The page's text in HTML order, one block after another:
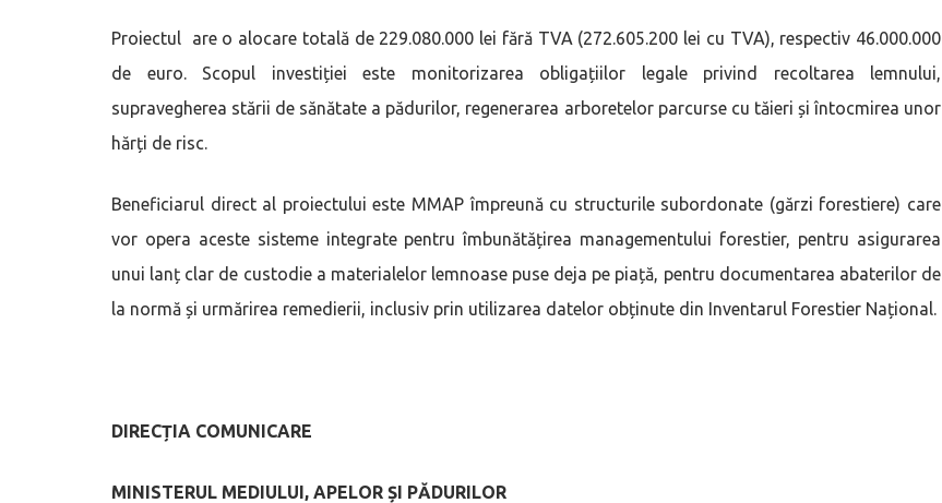
Proiectul are o alocare totală de 229.080.000 lei fără TVA (272.605.200 lei cu TVA), respectiv 46.000.000
de euro. Scopul investiției este monitorizarea obligațiilor legale privind recoltarea lemnului,
supravegherea stării de sănătate a pădurilor, regenerarea arboretelor parcurse cu tăieri și întocmirea unor
hărți de risc.
Beneficiarul direct al proiectului este MMAP împreună cu structurile subordonate (gărzi forestiere) care
vor opera aceste sisteme integrate pentru îmbunătățirea managementului forestier, pentru asigurarea
unui lanț clar de custodie a materialelor lemnoase puse deja pe piață, pentru documentarea abaterilor de
la normă și urmărirea remedierii, inclusiv prin utilizarea datelor obținute din Inventarul Forestier Național.
DIRECȚIA COMUNICARE
MINISTERUL MEDIULUI, APELOR ȘI PĂDURILOR